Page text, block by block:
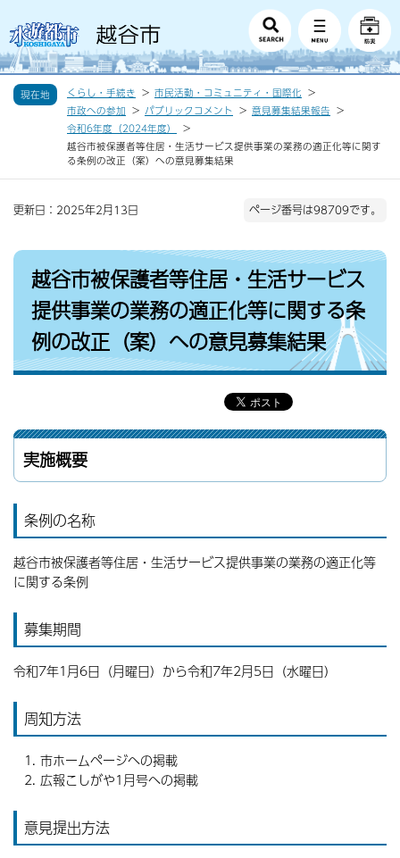
現在地 くらし・手続き
市民活動・コミュニティ・国際化
市政への参加
パブリックコメント
意見募集結果報告
令和6年度（2024年度）
越谷市被保護者等住居・生活サービス提供事業の業務の適正化等に関す
る条例の改正（案）への意見募集結果
更新日：2025年2月13日 ページ番号は98709です。
越谷市被保護者等住居・生活サービス
提供事業の業務の適正化等に関する条
例の改正（案）への意見募集結果
実施概要
条例の名称
越谷市被保護者等住居・生活サービス提供事業の業務の適正化等
に関する条例
募集期間
令和7年1月6日（月曜日）から令和7年2月5日（水曜日）
周知方法
市ホームページへの掲載
広報こしがや1月号への掲載
意見提出方法